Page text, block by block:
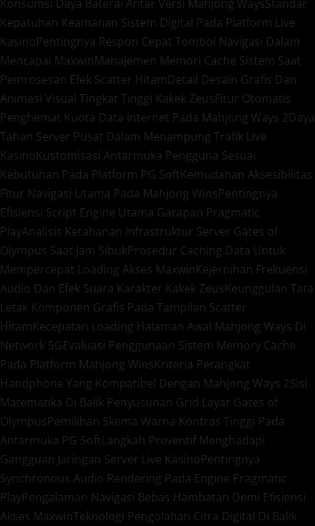
Konsumsi Daya Baterai Antar Versi Mahjong WaysStandar
Kepatuhan Keamanan Sistem Digital Pada Platform Live
KasinoPentingnya Respon Cepat Tombol Navigasi Dalam
Mencapai MaxwinManajemen Memori Cache Sistem Saat
Pemrosesan Efek Scatter HitamDetail Desain Grafis Dan
Animasi Visual Tingkat Tinggi Kakek ZeusFitur Otomatis
Penghemat Kuota Data Internet Pada Mahjong Ways 2Daya
Tahan Server Pusat Dalam Menampung Trafik Live
KasinoKustomisasi Antarmuka Pengguna Sesuai
Kebutuhan Pada Platform PG SoftKemudahan Aksesibilitas
Fitur Navigasi Utama Pada Mahjong WinsPentingnya
Efisiensi Script Engine Utama Garapan Pragmatic
PlayAnalisis Ketahanan Infrastruktur Server Gates of
Olympus Saat Jam SibukProsedur Caching Data Untuk
Mempercepat Loading Akses MaxwinKejernihan Frekuensi
Audio Dan Efek Suara Karakter Kakek ZeusKeunggulan Tata
Letak Komponen Grafis Pada Tampilan Scatter
HitamKecepatan Loading Halaman Awal Mahjong Ways Di
Network 5GEvaluasi Penggunaan Sistem Memory Cache
Pada Platform Mahjong WinsKriteria Perangkat
Handphone Yang Kompatibel Dengan Mahjong Ways 2Sisi
Matematika Di Balik Penyusunan Grid Layar Gates of
OlympusPemilihan Skema Warna Kontras Tinggi Pada
Antarmuka PG SoftLangkah Preventif Menghadapi
Gangguan Jaringan Server Live KasinoPentingnya
Synchronous Audio Rendering Pada Engine Pragmatic
PlayPengalaman Navigasi Bebas Hambatan Demi Efisiensi
Akses MaxwinTeknologi Pengolahan Citra Digital Di Balik